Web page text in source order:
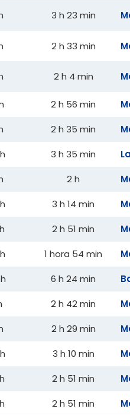
3 h 23 min
2 h 33 min
2 h 4 min
2 h 56 min
2 h 35 min
3 h 35 min
2 h
3 h 14 min
2 h 51 min
1 hora 54 min
6 h 24 min
2 h 42 min
2 h 29 min
3 h 10 min
2 h 51 min
2 h 51 min